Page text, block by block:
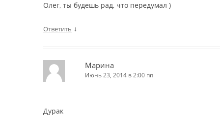
Олег, ты будешь рад, что передумал )
Ответить ↓
Марина
Июнь 23, 2014 в 2:00 пп
Дурак